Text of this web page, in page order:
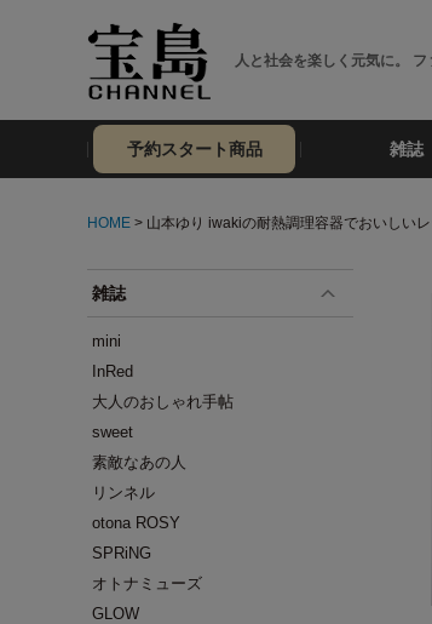
人と社会を楽しく元気に。
予約スタート商品 雑誌
HOME > 山本ゆり iwakiの耐熱調理容器でおいしい
雑誌
mini
InRed
大人のおしゃれ手帖
sweet
素敵なあの人
リンネル
otona ROSY
SPRiNG
オトナミューズ
GLOW